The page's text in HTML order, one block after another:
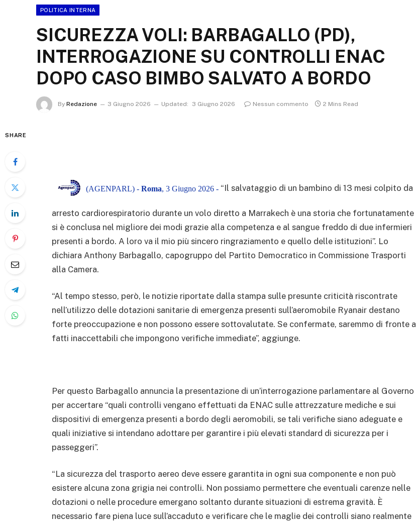
POLITICA INTERNA
SICUREZZA VOLI: BARBAGALLO (PD),
INTERROGAZIONE SU CONTROLLI ENAC
DOPO CASO BIMBO SALVATO A BORDO
By Redazione 3 Giugno 2026 Updated: 3 Giugno 2026 Nessun commento 2 Mins Read
SHARE
(AGENPARL) - Roma, 3 Giugno 2026 - “Il salvataggio di un bambino di 13 mesi colpito da
arresto cardiorespiratorio durante un volo diretto a Marrakech è una storia che fortunatamente
si è conclusa nel migliore dei modi grazie alla competenza e al sangue freddo di due infermieri
presenti a bordo. A loro va il mio più sincero ringraziamento e quello delle istituzioni”. Lo
dichiara Anthony Barbagallo, capogruppo del Partito Democratico in Commissione Trasporti
alla Camera.
“Al tempo stesso, però, le notizie riportate dalla stampa sulle presunte criticità riscontrate
nell’utilizzo delle dotazioni sanitarie di emergenza presenti sull’aeromobile Ryanair destano
forte preoccupazione e non possono essere sottovalutate. Se confermate, saremmo di fronte a
fatti inaccettabili che impongono verifiche immediate”, aggiunge.
Per questo Barbagallo annuncia la presentazione di un’interrogazione parlamentare al Governo
per accertare “quali controlli vengano effettuati da ENAC sulle attrezzature mediche e sui
dispositivi di emergenza presenti a bordo degli aeromobili, se tali verifiche siano adeguate e
quali iniziative si intendano adottare per garantire i più elevati standard di sicurezza per i
passeggeri”.
“La sicurezza del trasporto aereo deve essere garantita in ogni sua componente e non può
esistere alcuna zona grigia nei controlli. Non possiamo permettere che eventuali carenze nelle
dotazioni o nelle procedure emergano soltanto durante situazioni di estrema gravità. È
necessario fare piena luce sull’accaduto e verificare che le maglie dei controlli siano realmente